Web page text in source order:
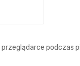
podczas